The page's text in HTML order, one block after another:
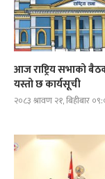
आज राष्ट्रिय सभाको
यस्तो छ कार्यसूची
२०८३ श्रावण २१, बिहीबार